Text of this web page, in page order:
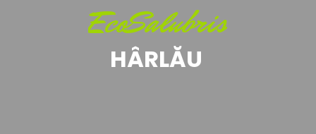
EcoSalubris
HÂRLĂU